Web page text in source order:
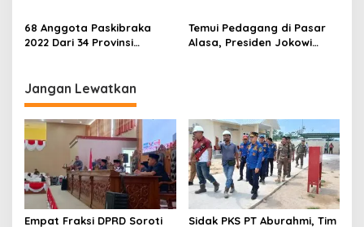
Lima Tokoh
Dihentikan Sementara
68 Anggota Paskibraka
2022 Dari 34 Provinsi
Temui Pedagang di Pasar
Alasa, Presiden Jokowi
Jangan Lewatkan
Empat Fraksi DPRD Soroti
Sidak PKS PT Aburahmi, Tim